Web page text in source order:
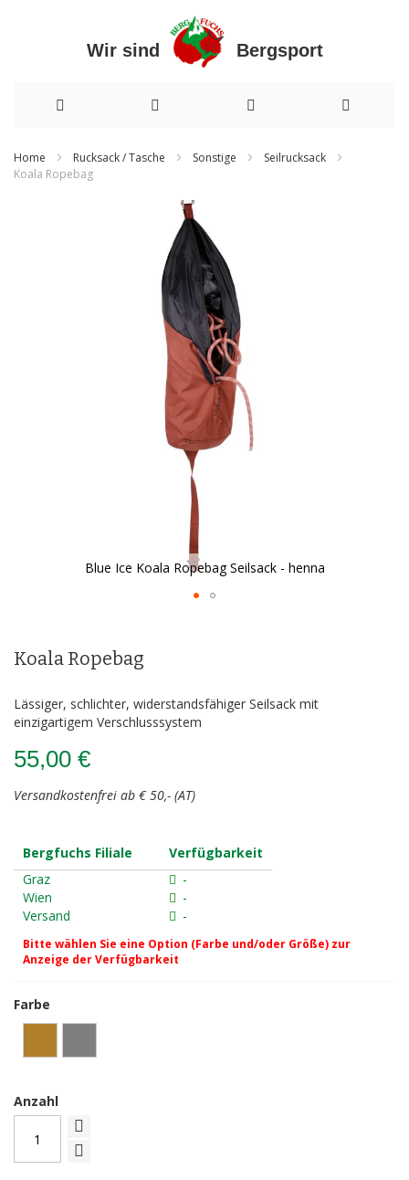
Wir sind Bergsport
zum
Home Rucksack / Tasche Sonstige
Seilrucksack
Koala Ropebag
Blue Ice Koala Ropebag Seilsack - henna
der
Koala Ropebag
Lässiger, schlichter, widerstandsfähiger Seilsack mit
einzigartigem Verschlusssystem
55,00 €
Versandkostenfrei ab € 50,- (AT)
Bergfuchs Filiale
Verfügbarkeit
Graz
-
Wien
-
Versand
-
Bitte wählen Sie eine Option (Farbe und/oder Größe) zur
Anzeige der Verfügbarkeit
Farbe
Anzahl